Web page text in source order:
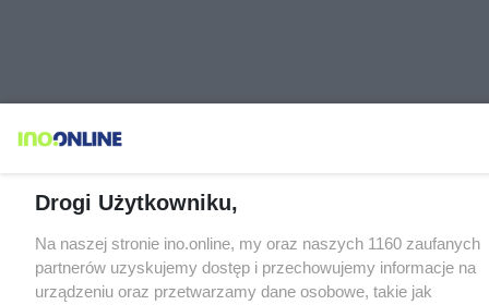
Drogi Użytkowniku,
Na naszej stronie ino.online, my oraz naszych 1160 zaufanych
partnerów uzyskujemy dostęp i przechowujemy informacje na
urządzeniu oraz przetwarzamy dane osobowe, takie jak